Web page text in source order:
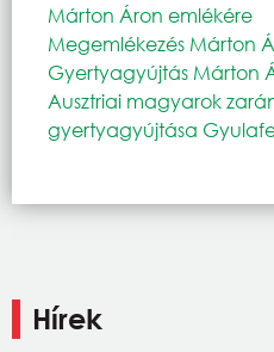
Márton Áron emlékére
Megemlékezés Márton
Gyertyagyújtás Márton
Ausztriai magyarok
gyertyagyújtása
Hírek